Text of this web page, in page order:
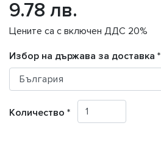
9.78 лв.
Цените са с включен ДДС 20%
Избор на държава за доставка *
Количество *